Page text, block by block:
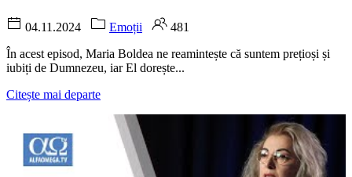
04.11.2024 Emoții
481
În acest episod, Maria Boldea ne reamintește că suntem prețioși și
iubiți de Dumnezeu, iar El dorește...
Citește mai departe